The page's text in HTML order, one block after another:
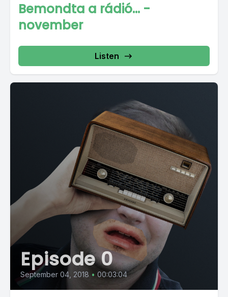
Bemondta a rádió… -
november
Listen
Episode 0
September 04, 2018 • 00:03:04